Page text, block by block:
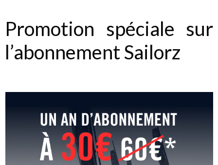
Promotion spéciale sur
l’abonnement Sailorz